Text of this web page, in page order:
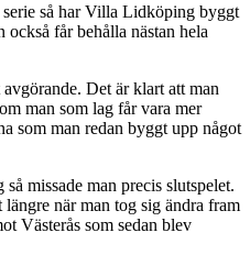
serie så har Villa Lidköping byggt
får behålla nästan hela
Det är klart att man
man som lag får vara mer
som man redan byggt upp något
missade man precis slutspelet.
när man tog sig ändra fram
Västerås som sedan blev